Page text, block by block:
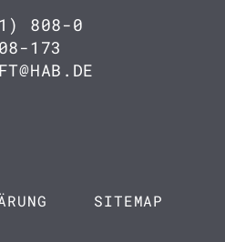
808-0
173
SITEMAP